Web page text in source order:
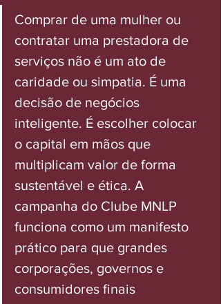
Comprar de uma mulher ou
contratar uma prestadora de
serviços não é um ato de
caridade ou simpatia. É uma
decisão de negócios
inteligente. É escolher colocar
o capital em mãos que
multiplicam valor de forma
sustentável e ética. A
campanha do Clube MNLP
funciona como um manifesto
prático para que grandes
corporações, governos e
consumidores finais